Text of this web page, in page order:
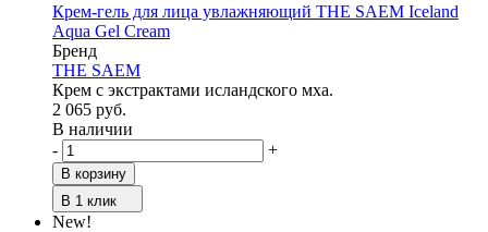
Крем-гель для лица увлажняющий THE SAEM Iceland
Aqua Gel Cream
Бренд
THE SAEM
Крем с экстрактами исландского мха.
2 065 руб.
В наличии
-
+
В корзину
В 1 клик
New!